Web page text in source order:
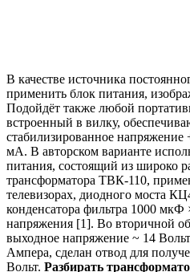
В качестве источника
применить блок питания,
Подойдёт также любой
встроенный в вилку,
стабилизированное напряжение
мА. В авторском варианте
питания, состоящий из широко
трансформатора ТВК-110,
телевизорах, диодного моста
конденсатора фильтра 1000 мкФ
напряжения [1]. Во вторичной
выходное напряжение ~ 14
Ампера, сделан отвод для
Вольт. Разбирать